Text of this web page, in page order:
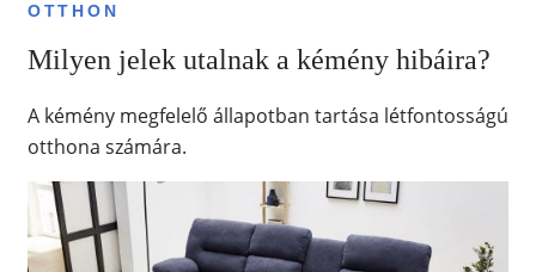
OTTHON
Milyen jelek utalnak a kémény hibáira?
A kémény megfelelő állapotban tartása létfontosságú
otthona számára.